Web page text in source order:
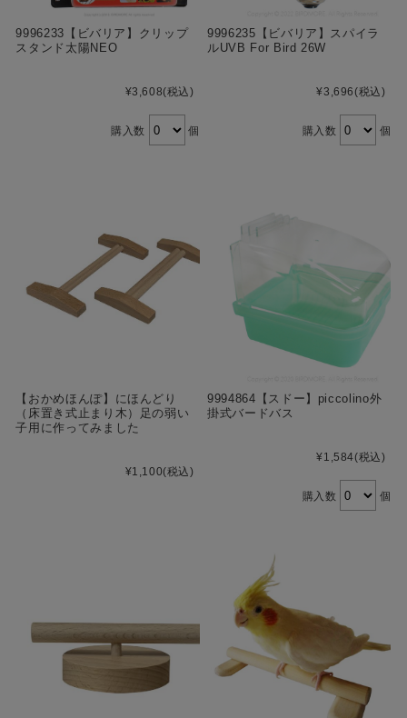
9996233【ビバリア】クリップ
スタンド太陽NEO
¥3,608(税込)
購入数 個
9996235【ビバリア】スパイラ
ルUVB For Bird 26W
¥3,696(税込)
購入数 個
【おかめほんぽ】にほんどり
（床置き式止まり木）足の弱い
子用に作ってみました
¥1,100(税込)
9994864【スドー】piccolino外
掛式バードバス
¥1,584(税込)
購入数 個